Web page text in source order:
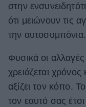
στην
ότι μειώνουν τις
την αυτοσυμπόνια.
Φυσικά οι αλλαγές
χρειάζεται
αξίζει τον κόπο.
τον εαυτό σας